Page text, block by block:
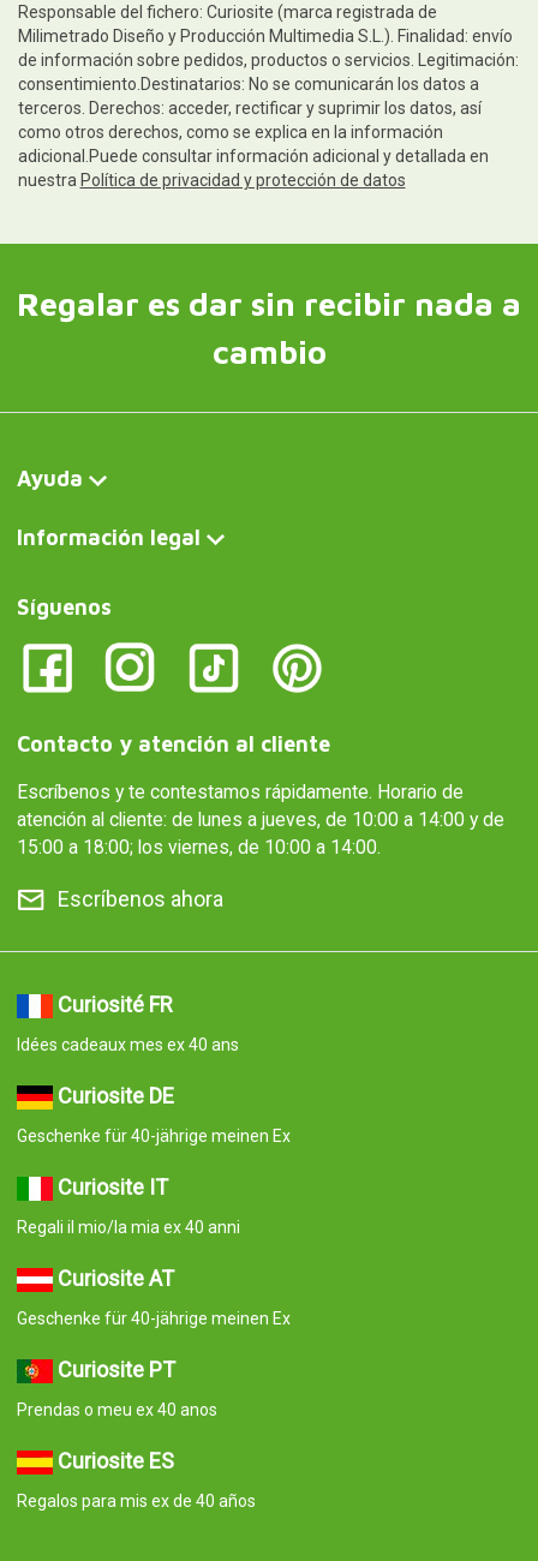
Responsable del fichero: Curiosite (marca registrada de
Milimetrado Diseño y Producción Multimedia S.L.). Finalidad: envío
de información sobre pedidos, productos o servicios. Legitimación:
consentimiento.Destinatarios: No se comunicarán los datos a
terceros. Derechos: acceder, rectificar y suprimir los datos, así
como otros derechos, como se explica en la información
adicional.Puede consultar información adicional y detallada en
nuestra Política de privacidad y protección de datos
Regalar es dar sin recibir nada a
cambio
Ayuda
Información legal
Síguenos
Contacto y atención al cliente
Escríbenos y te contestamos rápidamente. Horario de
atención al cliente: de lunes a jueves, de 10:00 a 14:00 y de
15:00 a 18:00; los viernes, de 10:00 a 14:00.
Escríbenos ahora
Curiosité FR
Idées cadeaux mes ex 40 ans
Curiosite DE
Geschenke für 40-jährige meinen Ex
Curiosite IT
Regali il mio/la mia ex 40 anni
Curiosite AT
Geschenke für 40-jährige meinen Ex
Curiosite PT
Prendas o meu ex 40 anos
Curiosite ES
Regalos para mis ex de 40 años